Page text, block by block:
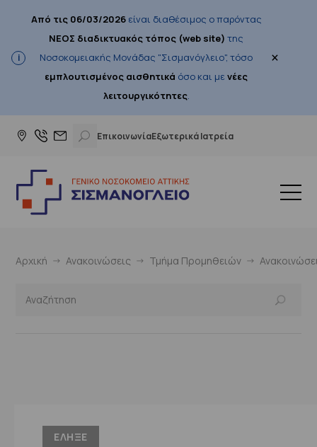
Από τις 06/03/2026είναι διαθέσιμος ο παρόντας
ΝΕΟΣ διαδικτυακός τόπος (web site) της
Νοσοκομειακής Μονάδας "Σισμανόγλειο", τόσο
εμπλουτισμένος αισθητικά όσο και μενέες
λειτουργικότητες.
×
ΕπικοινωνίαΕξωτερικά Ιατρεία
Αρχική Ανακοινώσεις Τμήμα Προμηθειών
ΕΛΗΞΕ